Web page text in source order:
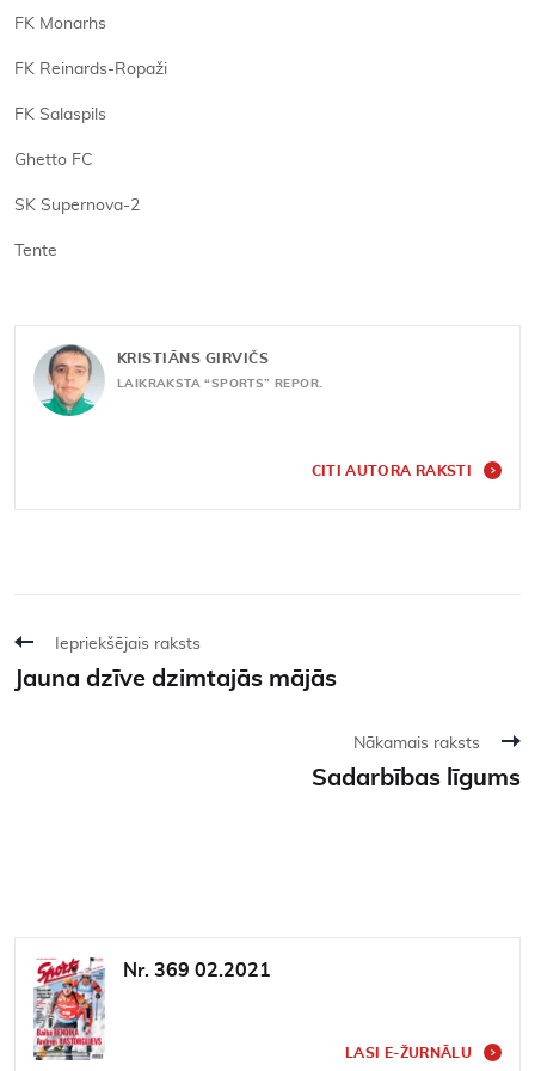
FK Monarhs
FK Reinards-Ropaži
FK Salaspils
Ghetto FC
SK Supernova-2
Tente
KRISTIĀNS GIRVIČS
LAIKRAKSTA “SPORTS” REPOR.
CITI AUTORA RAKSTI
Iepriekšējais raksts
Jauna dzīve dzimtajās mājās
Nākamais raksts
Sadarbības līgums
Nr. 369 02.2021
LASI E-ŽURNĀLU